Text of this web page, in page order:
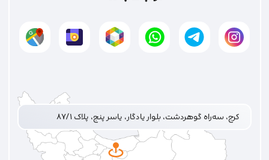
کرج، سه‌راه گوهردشت، بلوار یادگار، یاسر پنج، پلاک ۸۷/۱